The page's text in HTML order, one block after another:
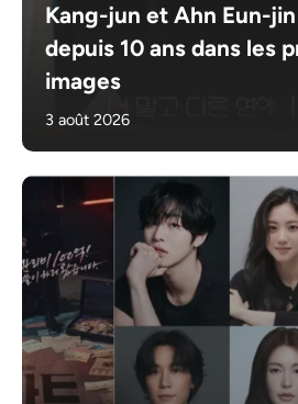
Kang-jun et Ahn Eun-
depuis 10 ans dans les
images
3 août 2026